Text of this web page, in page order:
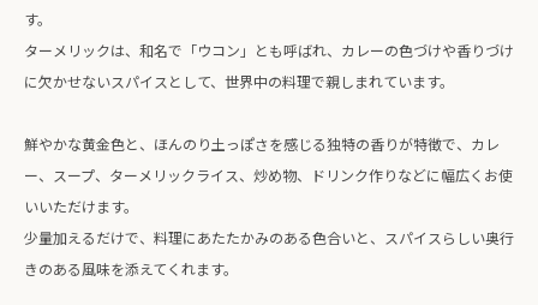
す。
ターメリックは、和名で「ウコン」とも呼ばれ、カレーの色づけや香りづけ
に欠かせないスパイスとして、世界中の料理で親しまれています。
鮮やかな黄金色と、ほんのり土っぽさを感じる独特の香りが特徴で、カレ
ー、スープ、ターメリックライス、炒め物、ドリンク作りなどに幅広くお使
いいただけます。
少量加えるだけで、料理にあたたかみのある色合いと、スパイスらしい奥行
きのある風味を添えてくれます。